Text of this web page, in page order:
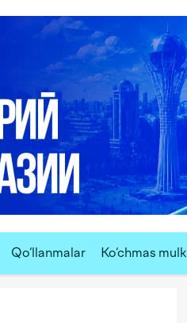
Qo‘llanmalar Ko‘chmas mulk